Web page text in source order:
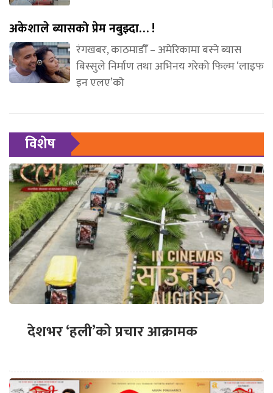
अकेशाले ब्यासको प्रेम नबुझ्दा… !
रंगखबर, काठमाडौँ – अमेरिकामा बस्ने ब्यास
बिस्सुले निर्माण तथा अभिनय गरेको फिल्म ‘लाइफ
इन एलए’को
विशेष
देशभर ‘हली’को प्रचार आक्रामक